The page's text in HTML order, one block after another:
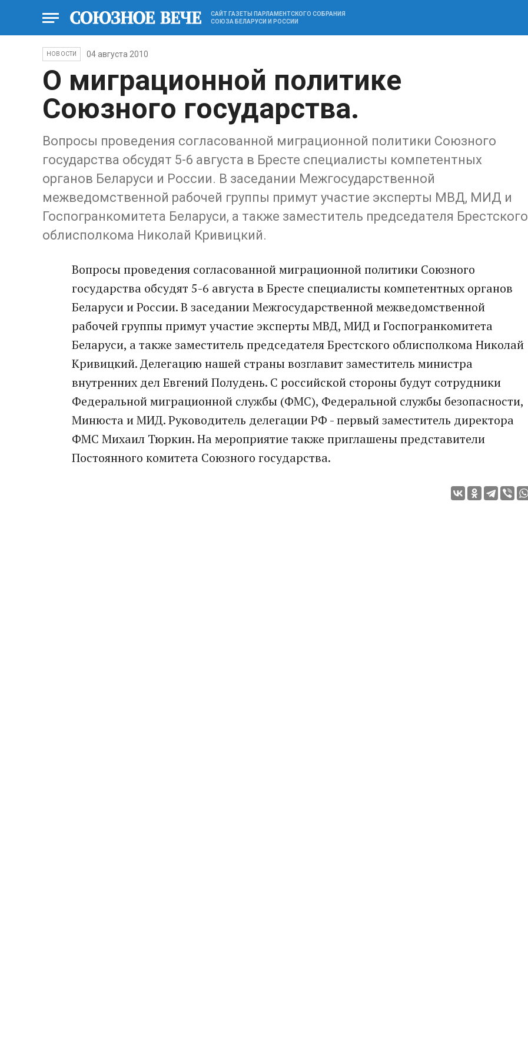
САЙТ ГАЗЕТЫ ПАРЛАМЕНТСКОГО СОБРАНИЯ
СОЮЗА БЕЛАРУСИ И РОССИИ
НОВОСТИ 04 августа 2010
О миграционной политике
Союзного государства.
Вопросы проведения согласованной миграционной политики Союзного
государства обсудят 5-6 августа в Бресте специалисты компетентных
органов Беларуси и России. В заседании Межгосударственной
межведомственной рабочей группы примут участие эксперты МВД, МИД и
Госпогранкомитета Беларуси, а также заместитель председателя Брестского
облисполкома Николай Кривицкий.
Вопросы проведения согласованной миграционной политики Союзного
государства обсудят 5-6 августа в Бресте специалисты компетентных органов
Беларуси и России. В заседании Межгосударственной межведомственной
рабочей группы примут участие эксперты МВД, МИД и Госпогранкомитета
Беларуси, а также заместитель председателя Брестского облисполкома Николай
Кривицкий. Делегацию нашей страны возглавит заместитель министра
внутренних дел Евгений Полудень. С российской стороны будут сотрудники
Федеральной миграционной службы (ФМС), Федеральной службы безопасности,
Минюста и МИД. Руководитель делегации РФ - первый заместитель директора
ФМС Михаил Тюркин. На мероприятие также приглашены представители
Постоянного комитета Союзного государства.